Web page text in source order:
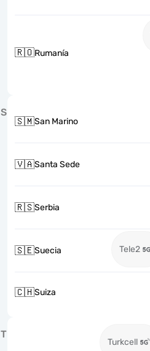
🇷🇴Rumanía
S
🇸🇲San Marino
🇻🇦Santa Sede
🇷🇸Serbia
🇸🇪Suecia Tele2
🇨🇭Suiza
T
Turkcell